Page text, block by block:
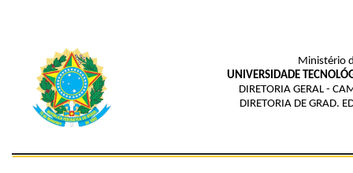
Ministério
UNIVERSIDADE
DIRETORIA GERAL -
DIRETORIA DE GRAD.